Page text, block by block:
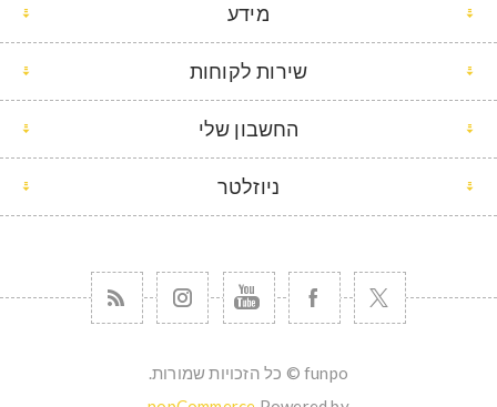
מידע
שירות לקוחות
החשבון שלי
ניוזלטר
funpo © כל הזכויות שמורות.